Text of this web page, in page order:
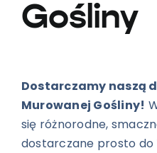
Gośliny
Dostarczamy naszą
Murowanej Gośliny!
się różnorodne,
dostarczane prosto do